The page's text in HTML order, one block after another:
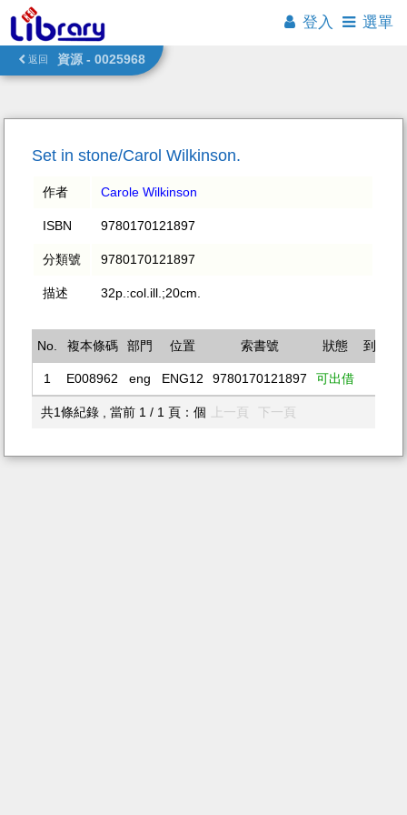
登入 選單
返回 資源 - 0025968
Set in stone/Carol Wilkinson.
作者 Carole Wilkinson
ISBN 9780170121897
分類號 9780170121897
描述 32p.:col.ill.;20cm.
No. 複本條碼 部門 位置 索書號 狀態 到期日
1 E008962 eng ENG12 9780170121897 可出借
共1條紀錄 , 當前 1 / 1 頁：個 上一頁 下一頁